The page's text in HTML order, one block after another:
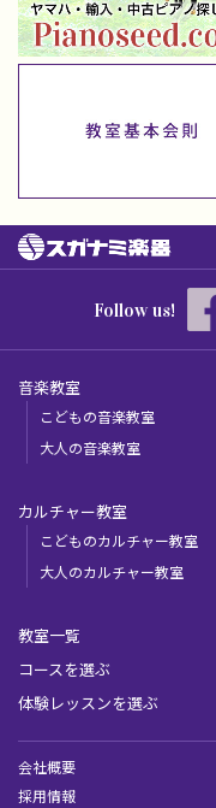
Follow us!
音楽教室
こどもの音楽教室
大人の音楽教室
カルチャー教室
こどものカルチャー教室
大人のカルチャー教室
教室一覧
コースを選ぶ
体験レッスンを選ぶ
会社概要
採用情報